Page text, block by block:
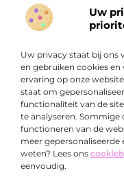
Uw
Uw privacy staat bij ons
en gebruiken cookies
ervaring op onze
staat om
functionaliteit van de
te analyseren. Sommige
functioneren van de
meer
weten? Lees ons
eenvoudig.
Over
Bedrijf
“Ontdek een wereld
je zowel inspireren
Bij Exclusiefbedrijf.nl
kwalitatieve inzichten
verrijken en je
Onze